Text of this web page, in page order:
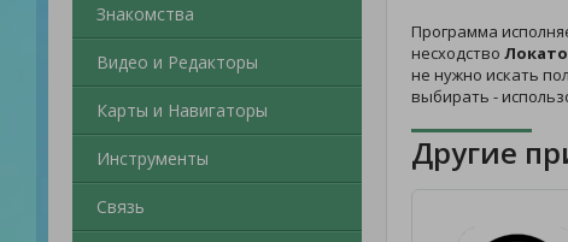
Знакомства
Видео и Редакторы
Карты и Навигаторы
Инструменты
Связь
Программа
несходство
не нужно искать
выбирать -
Другие